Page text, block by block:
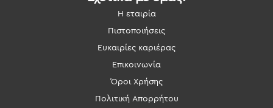
Η εταιρία
Πιστοποιήσεις
Ευκαιρίες καριέρας
Επικοινωνία
Όροι Χρήσης
Πολιτική Απορρήτου